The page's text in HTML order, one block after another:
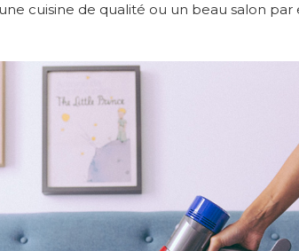
cuisine de qualité ou un beau salon par